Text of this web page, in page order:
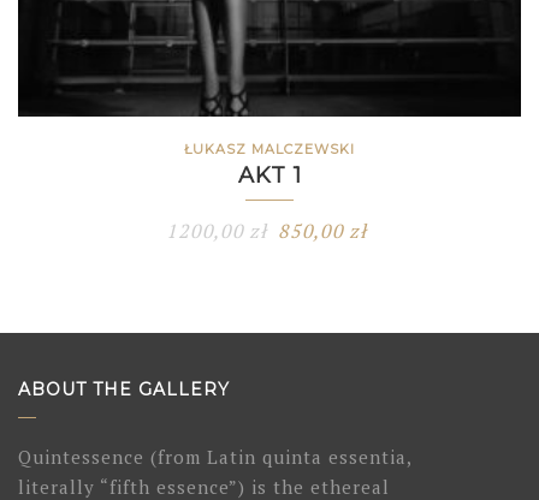
ŁUKASZ MALCZEWSKI
AKT 1
1200,00 zł 850,00 zł
ABOUT THE GALLERY
Quintessence (from Latin quinta essentia,
literally “fifth essence”) is the ethereal